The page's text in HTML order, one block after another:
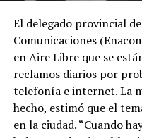
El delegado provincial
Comunicaciones
en Aire Libre que se
reclamos diarios por
telefonía e internet. La
hecho, estimó que el
en la ciudad. “Cuando